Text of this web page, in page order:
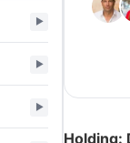
Holding: